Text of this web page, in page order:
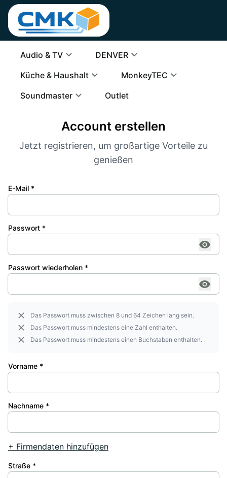
Audio & TV
DENVER
Küche & Haushalt
MonkeyTEC
Soundmaster
Outlet
Account erstellen
Jetzt registrieren, um großartige Vorteile zu
genießen
E-Mail *
Passwort *
Passwort wiederholen *
Das Passwort muss zwischen 8 und 64 Zeichen lang sein.
Das Passwort muss mindestens eine Zahl enthalten.
Das Passwort muss mindestens einen Buchstaben enthalten.
Vorname *
Nachname *
+ Firmendaten hinzufügen
Straße *